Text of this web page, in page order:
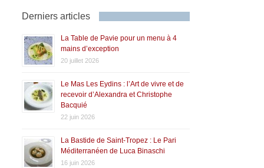
Derniers articles
La Table de Pavie pour un menu à 4
mains d’exception
20 juillet 2026
Le Mas Les Eydins : l’Art de vivre et de
recevoir d’Alexandra et Christophe
Bacquié
22 juin 2026
La Bastide de Saint-Tropez : Le Pari
Méditerranéen de Luca Binaschi
16 juin 2026